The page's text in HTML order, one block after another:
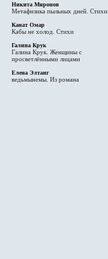
Никита Миронов
Метафизика пыльных дней. Стихи
Канат Омар
Кабы не холод. Стихи
Галина Крук
Галина Крук. Женщины с
просветлёнными лицами
Елена Элтанг
ведьмынемы. Из романа